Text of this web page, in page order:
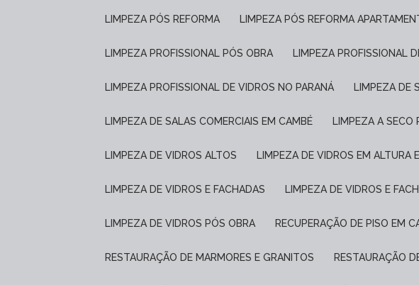
LIMPEZA PÓS REFORMA LIMPEZA PÓS REFORMA
LIMPEZA PROFISSIONAL PÓS OBRA LIMPEZA PROFISSIONAL
LIMPEZA PROFISSIONAL DE VIDROS NO PARANÁ LIMPEZA
LIMPEZA DE SALAS COMERCIAIS EM CAMBÉ LIMPEZA A
LIMPEZA DE VIDROS ALTOS LIMPEZA DE VIDROS EM ALTURA
LIMPEZA DE VIDROS E FACHADAS LIMPEZA DE VIDROS E
LIMPEZA DE VIDROS PÓS OBRA RECUPERAÇÃO DE PISO EM
RESTAURAÇÃO DE MARMORES E GRANITOS RESTAURAÇÃO